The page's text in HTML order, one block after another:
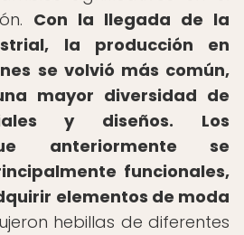
Con la llegada de la
la producción en
se volvió más común,
mayor diversidad de
y diseños.
Los
anteriormente se
funcionales,
elementos de moda
hebillas de diferentes